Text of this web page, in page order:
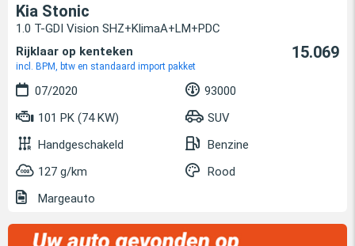
Kia Stonic
1.0 T-GDI Vision SHZ+KlimaA+LM+PDC
Rijklaar op kenteken
incl. BPM, btw en standaard import pakket
15.069
07/2020
93000
101 PK (74 KW)
SUV
Handgeschakeld
Benzine
127 g/km
Rood
Margeauto